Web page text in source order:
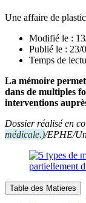
Une affaire de
Modifié le :
Publié le : 23/
Temps de
La mémoire permet
dans de multiples
interventions
Dossier réalisé en
médicale.)/EPHE/
Table des Matieres